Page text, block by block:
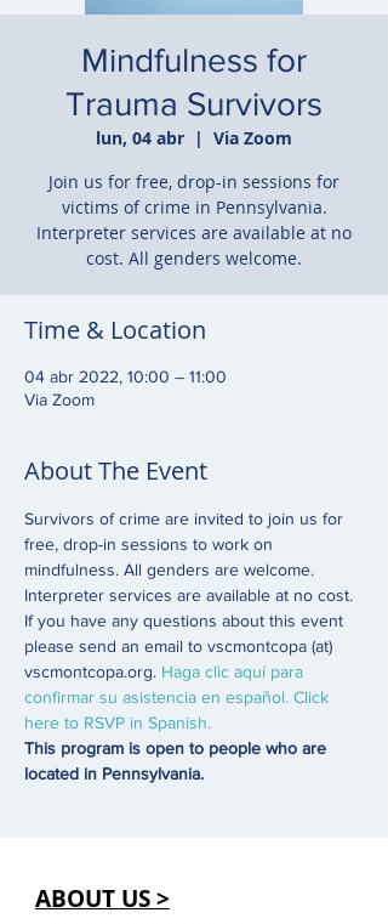
Mindfulness for
Trauma Survivors
lun, 04 abr
  |
Via Zoom
Join us for free, drop-in sessions for
victims of crime in Pennsylvania.
Interpreter services are available at no
cost. All genders welcome.
Time & Location
04 abr 2022, 10:00 – 11:00
Via Zoom
About The Event
Survivors of crime are invited to join us for
free, drop-in sessions to work on
mindfulness. All genders are welcome.
Interpreter services are available at no cost.
If you have any questions about this event
please send an email to vscmontcopa (at)
vscmontcopa.org. Haga clic aquí para
confirmar su asistencia en español. Click
here to RSVP in Spanish.
This program is open to people who are
located in Pennsylvania.
ABOUT US >